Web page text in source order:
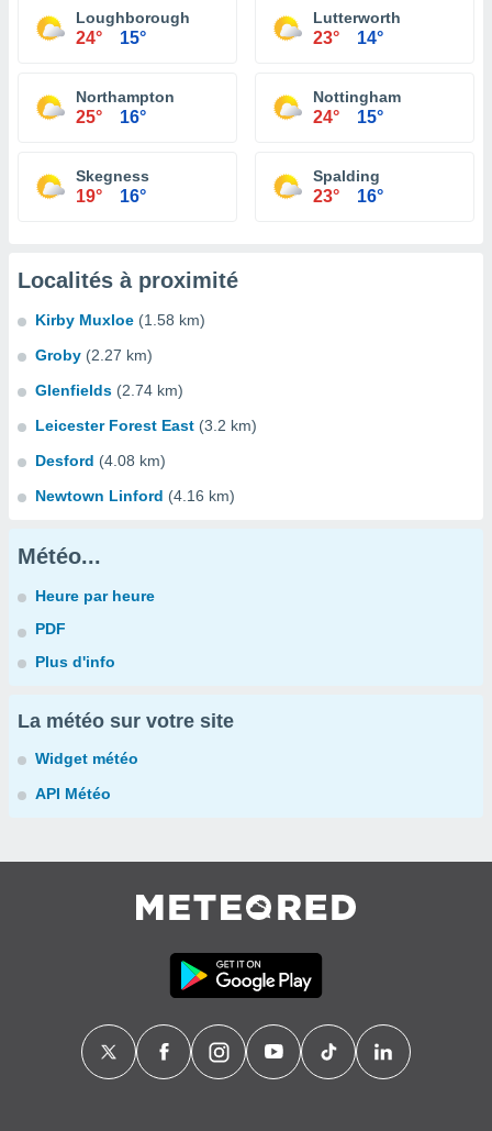
Loughborough
24° 15°
Lutterworth
23° 14°
Northampton
25° 16°
Nottingham
24° 15°
Skegness
19° 16°
Spalding
23° 16°
Localités à proximité
Kirby Muxloe (1.58 km)
Groby (2.27 km)
Glenfields (2.74 km)
Leicester Forest East (3.2 km)
Desford (4.08 km)
Newtown Linford (4.16 km)
Météo...
Heure par heure
PDF
Plus d'info
La météo sur votre site
Widget météo
API Météo